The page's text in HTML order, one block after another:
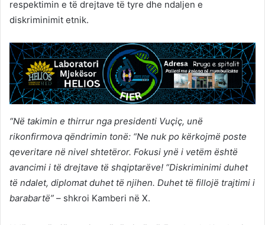
respektimin e të drejtave të tyre dhe ndaljen e
diskriminimit etnik.
“Në takimin e thirrur nga presidenti Vuçiç, unë
rikonfirmova qëndrimin tonë: “Ne nuk po kërkojmë poste
qeveritare në nivel shtetëror. Fokusi ynë i vetëm është
avancimi i të drejtave të shqiptarëve! “Diskriminimi duhet
të ndalet, diplomat duhet të njihen. Duhet të fillojë trajtimi i
barabartë” – shkroi Kamberi në X.